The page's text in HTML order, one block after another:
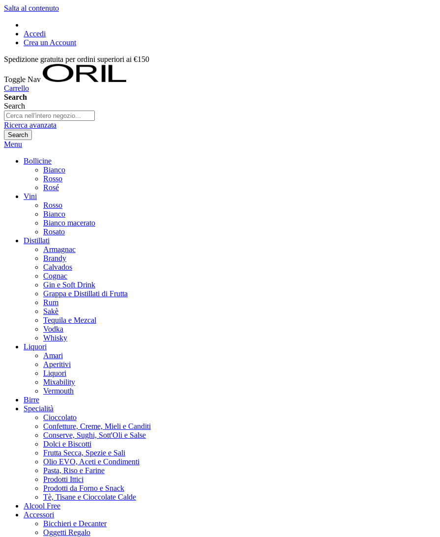
Salta al contenuto
Accedi
Crea un Account
Spedizione gratuita per ordini superiori ai €150
Toggle Nav
Carrello
Search
Search
Ricerca avanzata
Search
Menu
Bollicine
Bianco
Rosso
Rosé
Vini
Rosso
Bianco
Bianco macerato
Rosato
Distillati
Armagnac
Brandy
Calvados
Cognac
Gin e Soft Drink
Grappa e Distillati di Frutta
Rum
Sakè
Tequila e Mezcal
Vodka
Whisky
Liquori
Amari
Aperitivi
Liquori
Mixability
Vermouth
Birre
Specialità
Cioccolato
Confetture, Creme, Mieli e Canditi
Conserve, Sughi, Sott'Oli e Salse
Dolci e Biscotti
Frutta Secca, Spezie e Sali
Olio EVO, Aceti e Condimenti
Pasta, Riso e Farine
Prodotti Ittici
Prodotti da Forno e Snack
Tè, Tisane e Cioccolate Calde
Alcool Free
Accessori
Bicchieri e Decanter
Oggetti Regalo